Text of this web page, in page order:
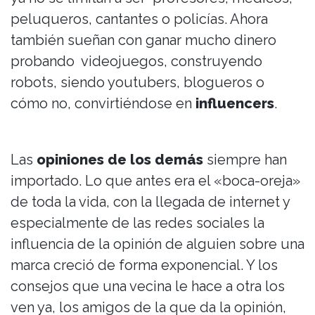
peluqueros, cantantes o policías. Ahora
también sueñan con ganar mucho dinero
probando videojuegos, construyendo
robots, siendo youtubers, blogueros o
cómo no, convirtiéndose en influencers.
Las opiniones de los demás siempre han
importado. Lo que antes era el «boca-oreja»
de toda la vida, con la llegada de internet y
especialmente de las redes sociales la
influencia de la opinión de alguien sobre una
marca creció de forma exponencial. Y los
consejos que una vecina le hace a otra los
ven ya, los amigos de la que da la opinión,